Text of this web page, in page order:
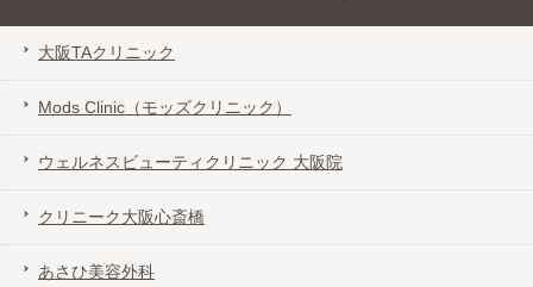
大阪TAクリニック
Mods Clinic（モッズクリニック）
ウェルネスビューティクリニック 大阪院
クリニーク大阪心斎橋
あさひ美容外科